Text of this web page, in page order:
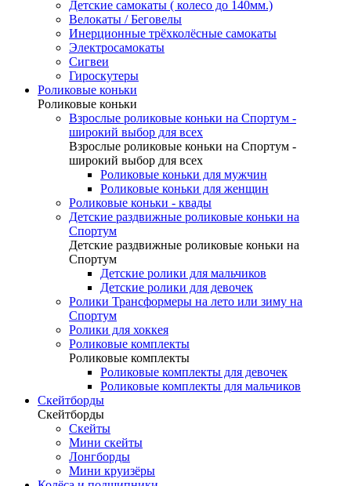
Детские самокаты ( колесо до 140мм.)
Велокаты / Беговелы
Инерционные трёхколёсные самокаты
Электросамокаты
Сигвеи
Гироскутеры
Роликовые коньки
Роликовые коньки
Взрослые роликовые коньки на Спортум -
широкий выбор для всех
Взрослые роликовые коньки на Спортум -
широкий выбор для всех
Роликовые коньки для мужчин
Роликовые коньки для женщин
Роликовые коньки - квады
Детские раздвижные роликовые коньки на
Спортум
Детские раздвижные роликовые коньки на
Спортум
Детские ролики для мальчиков
Детские ролики для девочек
Ролики Трансформеры на лето или зиму на
Спортум
Ролики для хоккея
Роликовые комплекты
Роликовые комплекты
Роликовые комплекты для девочек
Роликовые комплекты для мальчиков
Скейтборды
Скейтборды
Скейты
Мини скейты
Лонгборды
Мини круизёры